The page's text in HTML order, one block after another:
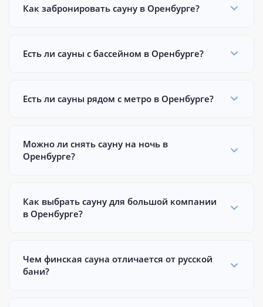
Как забронировать сауну в Оренбурге?
Есть ли сауны с бассейном в Оренбурге?
Есть ли сауны рядом с метро в Оренбурге?
Можно ли снять сауну на ночь в
Оренбурге?
Как выбрать сауну для большой компании
в Оренбурге?
Чем финская сауна отличается от русской
бани?